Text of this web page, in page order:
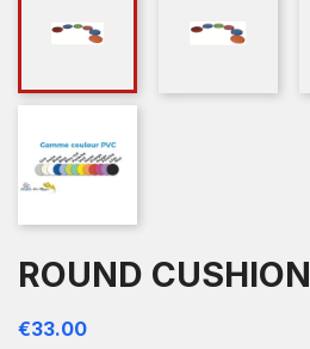
ROUND CUSHION
€33.00